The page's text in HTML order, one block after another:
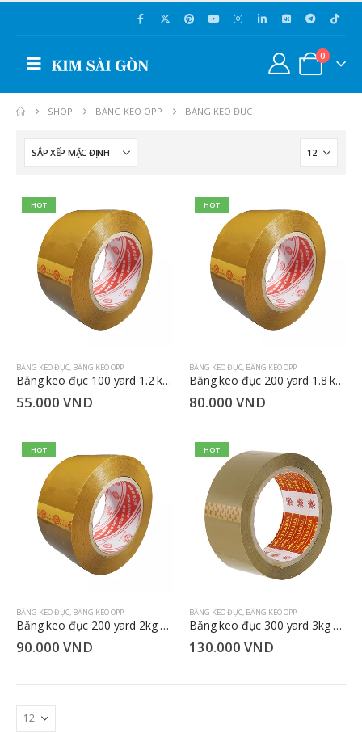
0
SHOP BĂNG KEO OPP BĂNG KEO ĐỤC
HOT
BĂNG KEO ĐỤC, BĂNG KEO OPP
Băng keo đục 100 yard 1.2 kg 4.8cm
55.000 VND
HOT
BĂNG KEO ĐỤC, BĂNG KEO OPP
Băng keo đục 200 yard 1.8 kg 4.8cm
80.000 VND
HOT
BĂNG KEO ĐỤC, BĂNG KEO OPP
Băng keo đục 200 yard 2kg 4.8cm
90.000 VND
HOT
BĂNG KEO ĐỤC, BĂNG KEO OPP
Băng keo đục 300 yard 3kg 4.8cm
130.000 VND